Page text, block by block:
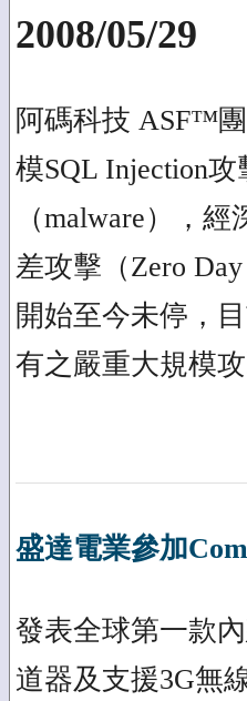
2008/05/29
阿碼科技 ASF™
模SQL Injection
（malware），
差攻擊（Zero
開始至今未停，
有之嚴重大規模
盛達電業參加
發表全球第一款
道器及支援3G無